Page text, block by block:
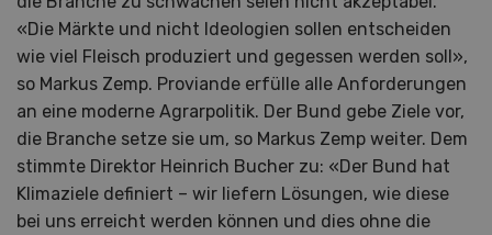
«Die Märkte und nicht Ideologien sollen entscheiden
wie viel Fleisch produziert und gegessen werden soll»,
so Markus Zemp. Proviande erfülle alle Anforderungen
an eine moderne Agrarpolitik. Der Bund gebe Ziele vor,
die Branche setze sie um, so Markus Zemp weiter. Dem
stimmte Direktor Heinrich Bucher zu: «Der Bund hat
Klimaziele definiert – wir liefern Lösungen, wie diese
bei uns erreicht werden können und dies ohne die